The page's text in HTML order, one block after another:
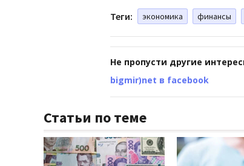
Теги: экономика финансы
Не пропусти другие
bigmir)net в facebook
Статьи по теме